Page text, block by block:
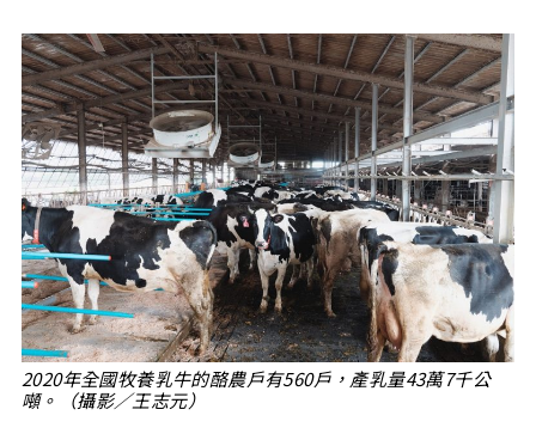
2020年全國牧養乳牛的酪農戶有560戶，產乳量43萬7千公
噸。（攝影／王志元）